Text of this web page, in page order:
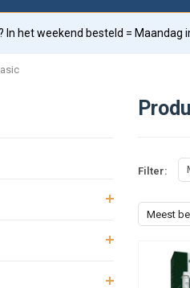
In het weekend besteld = Maandag
Filter:
Meest